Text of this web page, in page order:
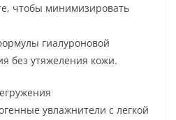
чтобы минимизировать
гиалуроновой
без утяжеления кожи.
увлажнители с легкой